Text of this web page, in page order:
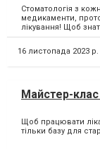
Стоматологія з
медикаменти,
лікування! Щоб
16 листопада 2023 р.
Майстер-
Щоб працювати
тільки базу для